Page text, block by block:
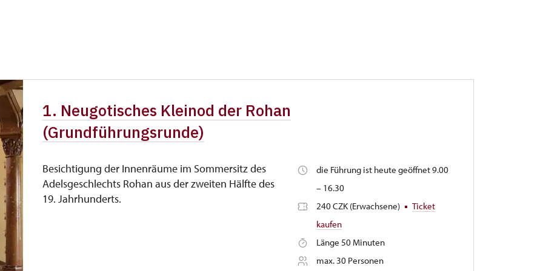
kostenlos
kostenlos
1. Neugotisches Kleinod der Rohan
(Grundführungsrunde)
Besichtigung der Innenräume im Sommersitz des
Adelsgeschlechts Rohan aus der zweiten Hälfte des
19. Jahrhunderts.
die Führung ist heute geöffnet 9.00
– 16.30
240 CZK (Erwachsene)
Ticket
kaufen
Länge 50 Minuten
max. 30 Personen